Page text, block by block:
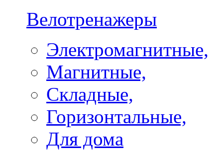
Велотренажеры
Электромагнитные,
Магнитные,
Складные,
Горизонтальные,
Для дома